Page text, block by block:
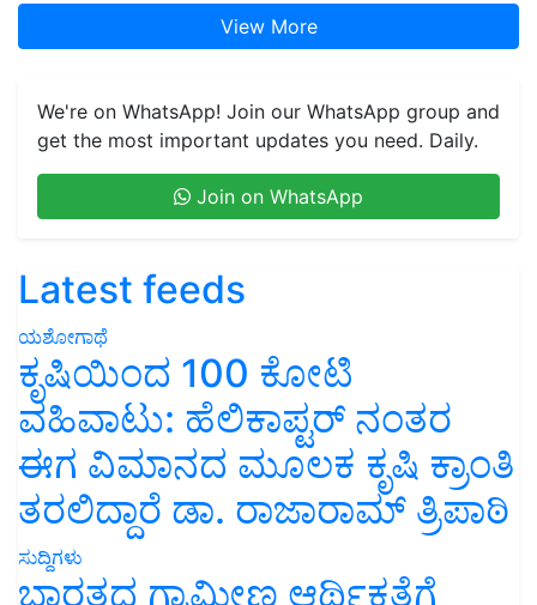
View More
We're on WhatsApp! Join our WhatsApp group and
get the most important updates you need. Daily.
Join on WhatsApp
Latest feeds
ಯಶೋಗಾಥೆ
ಕೃಷಿಯಿಂದ 100 ಕೋಟಿ
ವಹಿವಾಟು: ಹೆಲಿಕಾಪ್ಟರ್ ನಂತರ
ಈಗ ವಿಮಾನದ ಮೂಲಕ ಕೃಷಿ ಕ್ರಾಂತಿ
ತರಲಿದ್ದಾರೆ ಡಾ. ರಾಜಾರಾಮ್ ತ್ರಿಪಾಠಿ
ಸುದ್ದಿಗಳು
ಭಾರತದ ಗ್ರಾಮೀಣ ಆರ್ಥಿಕತೆಗೆ